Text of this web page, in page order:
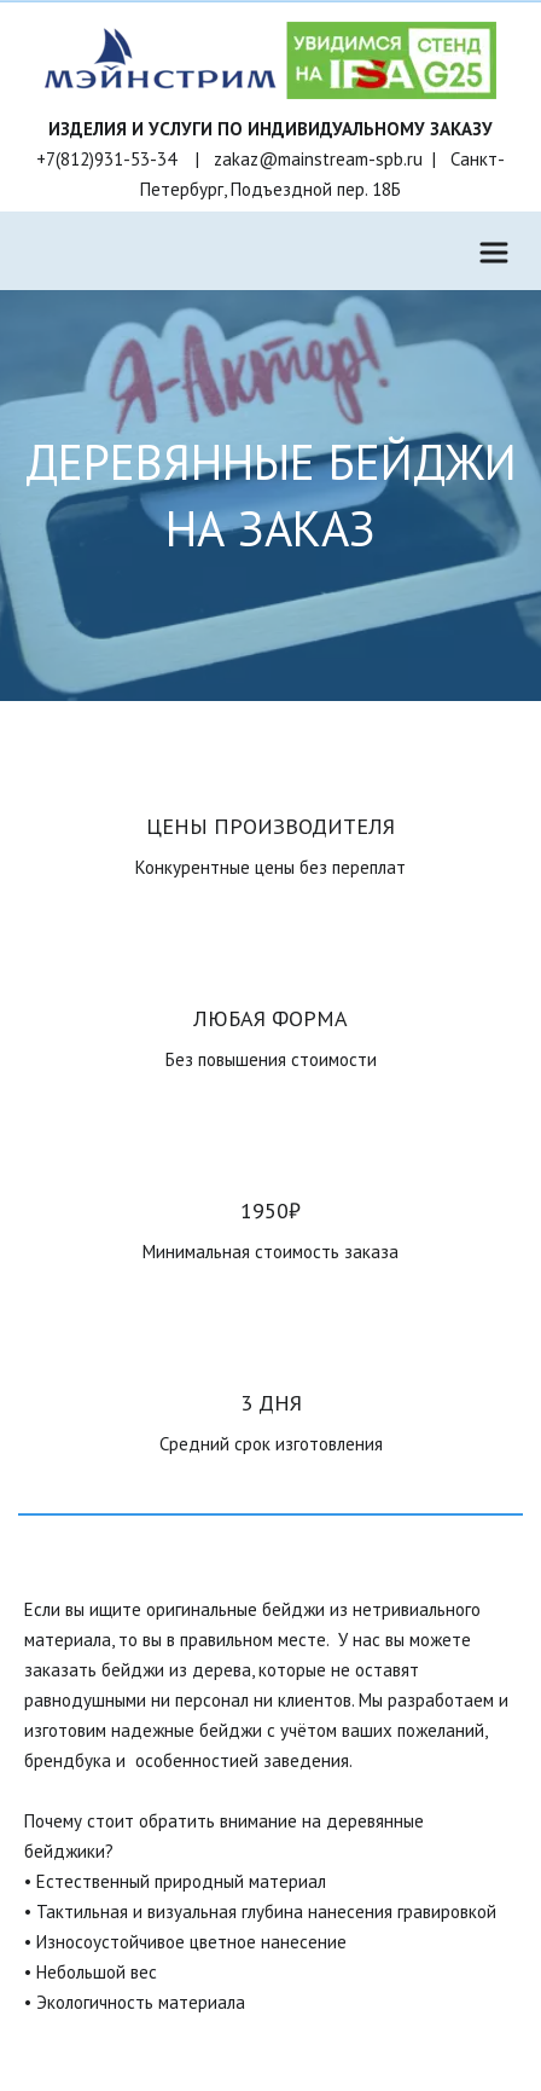
ИЗДЕЛИЯ И УСЛУГИ ПО ИНДИВИДУАЛЬНОМУ ЗАКАЗУ
+7(812)931-53-34    |   zakaz@mainstream-spb.ru  |   Санкт-
Петербург, Подъездной пер. 18Б
ДЕРЕВЯННЫЕ БЕЙДЖИ
НА ЗАКАЗ
ЦЕНЫ ПРОИЗВОДИТЕЛЯ
Конкурентные цены без переплат
ЛЮБАЯ ФОРМА
Без повышения стоимости
1950₽
Минимальная стоимость заказа
3 ДНЯ
Средний срок изготовления
Если вы ищите оригинальные бейджи из нетривиального
материала, то вы в правильном месте.  У нас вы можете
заказать бейджи из дерева, которые не оставят
равнодушными ни персонал ни клиентов. Мы разработаем и
изготовим надежные бейджи с учётом ваших пожеланий,
брендбука и  особенностией заведения.
Почему стоит обратить внимание на деревянные
бейджики?
• Естественный природный материал
• Тактильная и визуальная глубина нанесения гравировкой
• Износоустойчивое цветное нанесение
• Небольшой вес
• Экологичность материала